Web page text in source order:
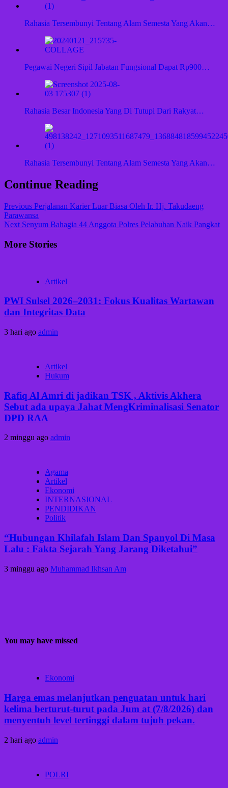
Rahasia Tersembunyi Tentang Alam Semesta Yang Akan…
Pegawai Negeri Sipil Jabatan Fungsional Dapat Rp900…
Rahasia Besar Indonesia Yang Di Tutupi Dari Rakyat…
Rahasia Tersembunyi Tentang Alam Semesta Yang Akan…
Continue Reading
Previous Perjalanan Karier Luar Biasa Oleh Ir. Hj. Takudaeng
Parawansa
Next Senyum Bahagia 44 Anggota Polres Pelabuhan Naik Pangkat
More Stories
Artikel
PWI Sulsel 2026–2031: Fokus Kualitas Wartawan
dan Integritas Data
3 hari ago admin
Artikel
Hukum
Rafiq Al Amri di jadikan TSK , Aktivis Akhera
Sebut ada upaya Jahat MengKriminalisasi Senator
DPD RAA
2 minggu ago admin
Agama
Artikel
Ekonomi
INTERNASIONAL
PENDIDIKAN
Politik
“Hubungan Khilafah Islam Dan Spanyol Di Masa
Lalu : Fakta Sejarah Yang Jarang Diketahui”
3 minggu ago Muhammad Ikhsan Am
You may have missed
Ekonomi
Harga emas melanjutkan penguatan untuk hari
kelima berturut-turut pada Jum at (7/8/2026) dan
menyentuh level tertinggi dalam tujuh pekan.
2 hari ago admin
POLRI